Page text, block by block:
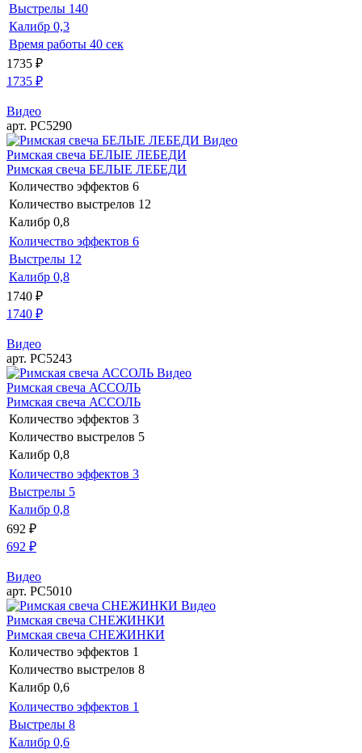
Выстрелы 140
Калибр 0,3
Время работы 40 сек
1735 ₽
1735 ₽
Видео
арт. РС5290
Видео
Римская свеча БЕЛЫЕ ЛЕБЕДИ
Римская свеча БЕЛЫЕ ЛЕБЕДИ
Количество эффектов 6
Количество выстрелов 12
Калибр 0,8
Количество эффектов 6
Выстрелы 12
Калибр 0,8
1740 ₽
1740 ₽
Видео
арт. РС5243
Видео
Римская свеча АССОЛЬ
Римская свеча АССОЛЬ
Количество эффектов 3
Количество выстрелов 5
Калибр 0,8
Количество эффектов 3
Выстрелы 5
Калибр 0,8
692 ₽
692 ₽
Видео
арт. РС5010
Видео
Римская свеча СНЕЖИНКИ
Римская свеча СНЕЖИНКИ
Количество эффектов 1
Количество выстрелов 8
Калибр 0,6
Количество эффектов 1
Выстрелы 8
Калибр 0,6